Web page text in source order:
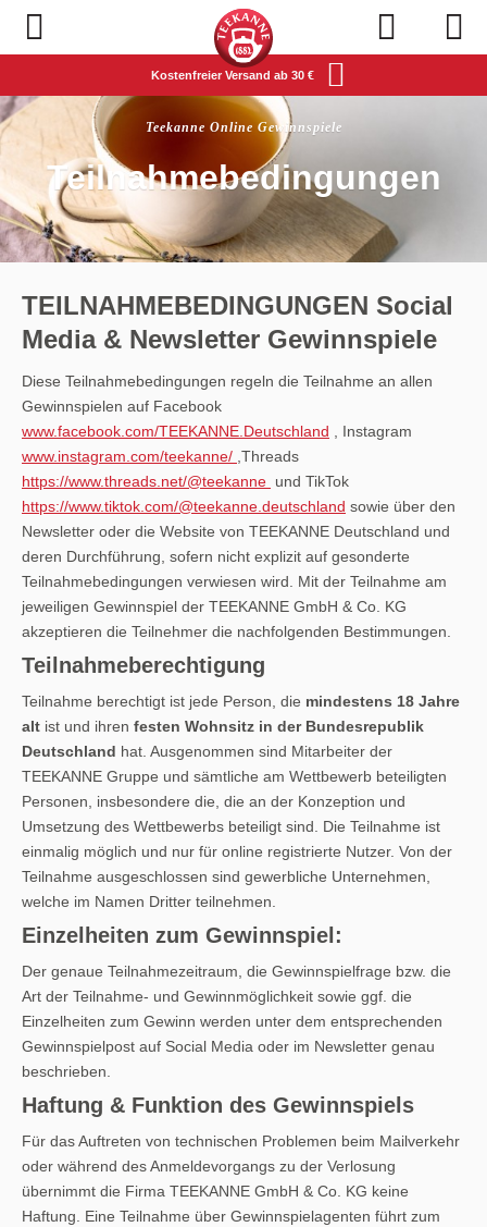
Navigation öffnen
Kostenfreier Versand ab 30 €
Teekanne Online Gewinnspiele
Teilnahmebedingungen
TEILNAHMEBEDINGUNGEN Social
Media & Newsletter Gewinnspiele
Diese Teilnahmebedingungen regeln die Teilnahme an allen
Gewinnspielen auf Facebook
www.facebook.com/TEEKANNE.Deutschland , Instagram
www.instagram.com/teekanne/ ,Threads
https://www.threads.net/@teekanne und TikTok
https://www.tiktok.com/@teekanne.deutschland sowie über den
Newsletter oder die Website von TEEKANNE Deutschland und
deren Durchführung, sofern nicht explizit auf gesonderte
Teilnahmebedingungen verwiesen wird. Mit der Teilnahme am
jeweiligen Gewinnspiel der TEEKANNE GmbH & Co. KG
akzeptieren die Teilnehmer die nachfolgenden Bestimmungen.
Teilnahmeberechtigung
Teilnahme berechtigt ist jede Person, die mindestens 18 Jahre
alt ist und ihren festen Wohnsitz in der Bundesrepublik
Deutschland hat. Ausgenommen sind Mitarbeiter der
TEEKANNE Gruppe und sämtliche am Wettbewerb beteiligten
Personen, insbesondere die, die an der Konzeption und
Umsetzung des Wettbewerbs beteiligt sind. Die Teilnahme ist
einmalig möglich und nur für online registrierte Nutzer. Von der
Teilnahme ausgeschlossen sind gewerbliche Unternehmen,
welche im Namen Dritter teilnehmen.
Einzelheiten zum Gewinnspiel:
Der genaue Teilnahmezeitraum, die Gewinnspielfrage bzw. die
Art der Teilnahme- und Gewinnmöglichkeit sowie ggf. die
Einzelheiten zum Gewinn werden unter dem entsprechenden
Gewinnspielpost auf Social Media oder im Newsletter genau
beschrieben.
Haftung & Funktion des Gewinnspiels
Für das Auftreten von technischen Problemen beim Mailverkehr
oder während des Anmeldevorgangs zu der Verlosung
übernimmt die Firma TEEKANNE GmbH & Co. KG keine
Haftung. Eine Teilnahme über Gewinnspielagenten führt zum